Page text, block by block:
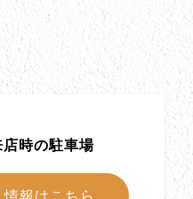
店時の駐車場